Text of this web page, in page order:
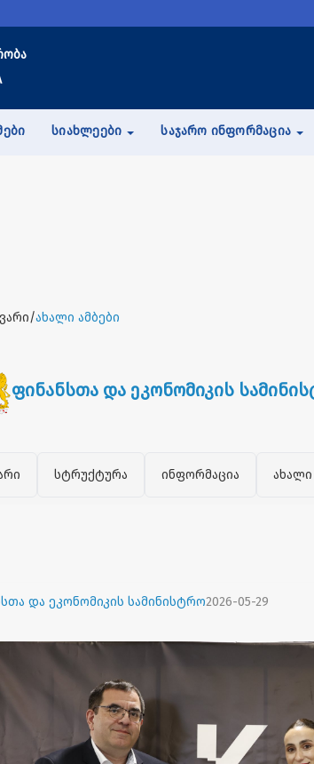
ᲡᲘᲐᲮᲚᲔᲔᲑᲘ ᲡᲐᲯᲐᲠᲝ ᲘᲜᲤᲝᲠᲛᲐᲪᲘᲐ
ახალი ამბები
ფინანსთა და ეკონომიკის
სტრუქტურა ინფორმაცია ახალი
და ეკონომიკის სამინისტრო2026-05-29